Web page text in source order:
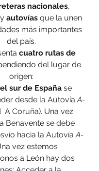
nacionales,
autovías que la unen
más importantes
del país.
cuatro rutas de
del lugar de
origen:
sur de España se
desde la Autovía A-
A Coruña). Una vez
Benavente se debe
hacia la Autovía A-
vez estemos
a León hay dos